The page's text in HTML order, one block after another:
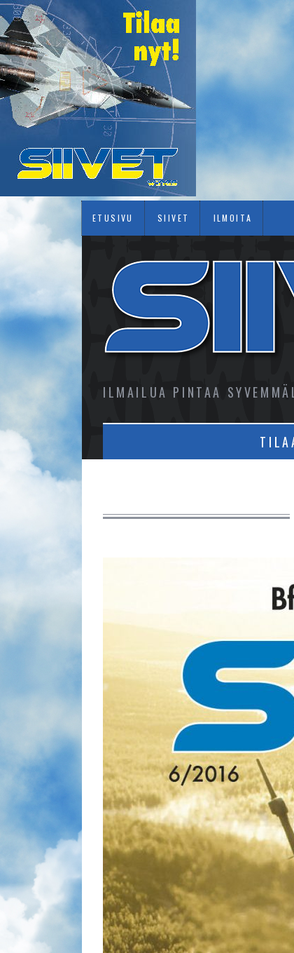
ETUSIVU SIIVET ILMOITA
ILMAILUA PINTAA